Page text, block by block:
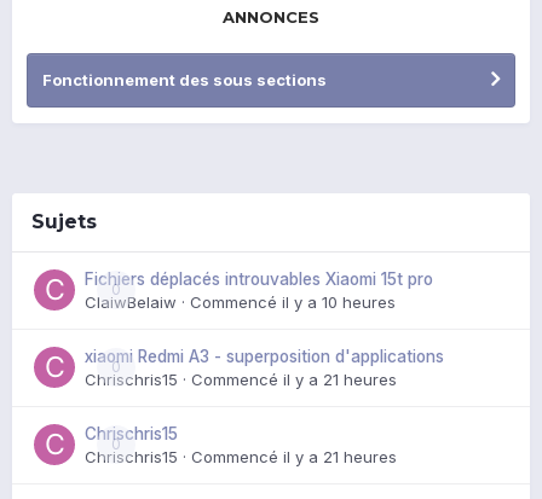
ANNONCES
Fonctionnement des sous sections
Sujets
0
Fichiers déplacés introuvables Xiaomi 15t pro
ClaiwBelaiw · Commencé il y a 10 heures
0
xiaomi Redmi A3 - superposition d'applications
Chrischris15 · Commencé il y a 21 heures
0
Chrischris15
Chrischris15 · Commencé il y a 21 heures